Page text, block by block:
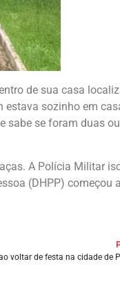
de sua casa
estava sozinho em
sabe se foram duas
A Polícia Militar
(DHPP) começou
voltar de festa na cidade de